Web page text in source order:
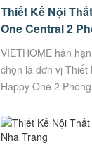
Thiết Kế Nội
One Central 2
VIETHOME hân
chọn là đơn vị
Happy One 2
Lượng. VietHome...